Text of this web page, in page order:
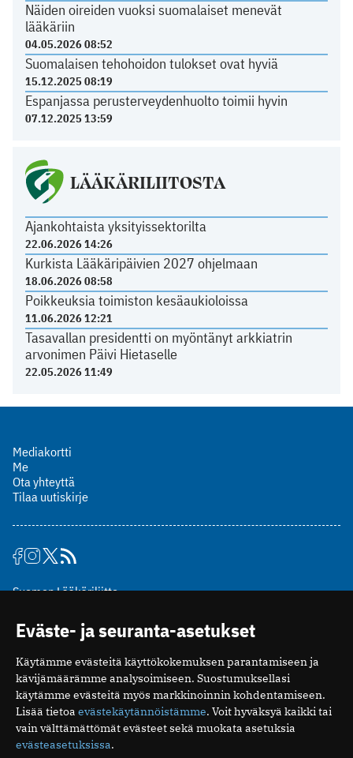
Näiden oireiden vuoksi suomalaiset menevät
lääkäriin
04.05.2026 08:52
Suomalaisen tehohoidon tulokset ovat hyviä
15.12.2025 08:19
Espanjassa perusterveydenhuolto toimii hyvin
07.12.2025 13:59
LÄÄKÄRILIITOSTA
Ajankohtaista yksityissektorilta
22.06.2026 14:26
Kurkista Lääkäripäivien 2027 ohjelmaan
18.06.2026 08:58
Poikkeuksia toimiston kesäaukioloissa
11.06.2026 12:21
Tasavallan presidentti on myöntänyt arkkiatrin
arvonimen Päivi Hietaselle
22.05.2026 11:49
Mediakortti
Me
Ota yhteyttä
Tilaa uutiskirje
Suomen Lääkäriliitto
00510 Helsinki
puh. (09) 393 091
toimitus@potilaanlaakarilehti.fi
ISSN 2323-9476
Eväste- ja seuranta-asetukset
Käytämme evästeitä käyttökokemuksen parantamiseen ja
kävijämäärämme analysoimiseen. Suostumuksellasi
käytämme evästeitä myös markkinoinnin kohdentamiseen.
Lisää tietoa evästekäytännöistämme. Voit hyväksyä kaikki tai
vain välttämättömät evästeet sekä muokata asetuksia
evästeasetuksissa.